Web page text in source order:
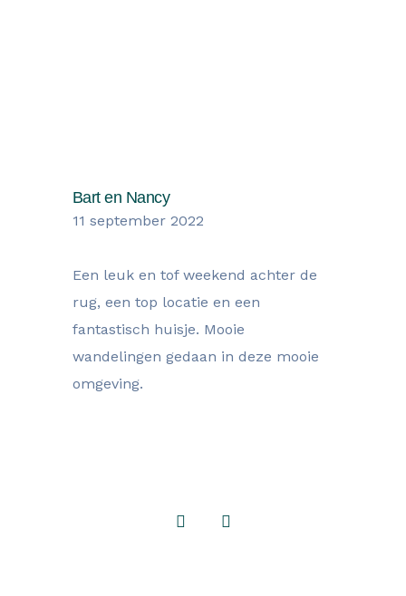
Bart en Nancy
11 september 2022
Een leuk en tof weekend achter de
rug, een top locatie en een
fantastisch huisje. Mooie
wandelingen gedaan in deze mooie
omgeving.